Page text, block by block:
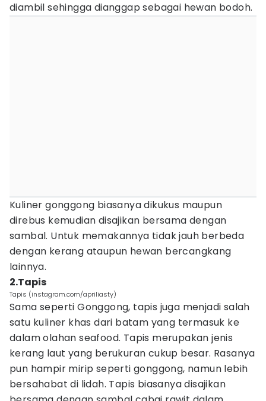
diambil sehingga dianggap sebagai hewan bodoh.
Kuliner gonggong biasanya dikukus maupun
direbus kemudian disajikan bersama dengan
sambal. Untuk memakannya tidak jauh berbeda
dengan kerang ataupun hewan bercangkang
lainnya.
2.Tapis
Tapis (instagram.com/apriliasty)
Sama seperti Gonggong, tapis juga menjadi salah
satu kuliner khas dari batam yang termasuk ke
dalam olahan seafood. Tapis merupakan jenis
kerang laut yang berukuran cukup besar. Rasanya
pun hampir mirip seperti gonggong, namun lebih
bersahabat di lidah. Tapis biasanya disajikan